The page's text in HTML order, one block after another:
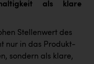
als klare
Stellenwert des
nur in das Produkt-
sondern als klare,